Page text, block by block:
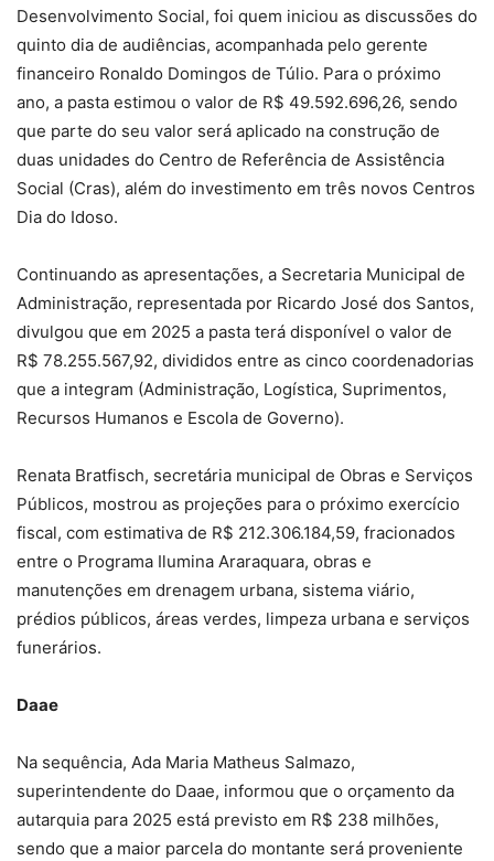
Desenvolvimento Social, foi quem iniciou as discussões do
quinto dia de audiências, acompanhada pelo gerente
financeiro Ronaldo Domingos de Túlio. Para o próximo
ano, a pasta estimou o valor de R$ 49.592.696,26, sendo
que parte do seu valor será aplicado na construção de
duas unidades do Centro de Referência de Assistência
Social (Cras), além do investimento em três novos Centros
Dia do Idoso.
Continuando as apresentações, a Secretaria Municipal de
Administração, representada por Ricardo José dos Santos,
divulgou que em 2025 a pasta terá disponível o valor de
R$ 78.255.567,92, divididos entre as cinco coordenadorias
que a integram (Administração, Logística, Suprimentos,
Recursos Humanos e Escola de Governo).
Renata Bratfisch, secretária municipal de Obras e Serviços
Públicos, mostrou as projeções para o próximo exercício
fiscal, com estimativa de R$ 212.306.184,59, fracionados
entre o Programa Ilumina Araraquara, obras e
manutenções em drenagem urbana, sistema viário,
prédios públicos, áreas verdes, limpeza urbana e serviços
funerários.
Daae
Na sequência, Ada Maria Matheus Salmazo,
superintendente do Daae, informou que o orçamento da
autarquia para 2025 está previsto em R$ 238 milhões,
sendo que a maior parcela do montante será proveniente